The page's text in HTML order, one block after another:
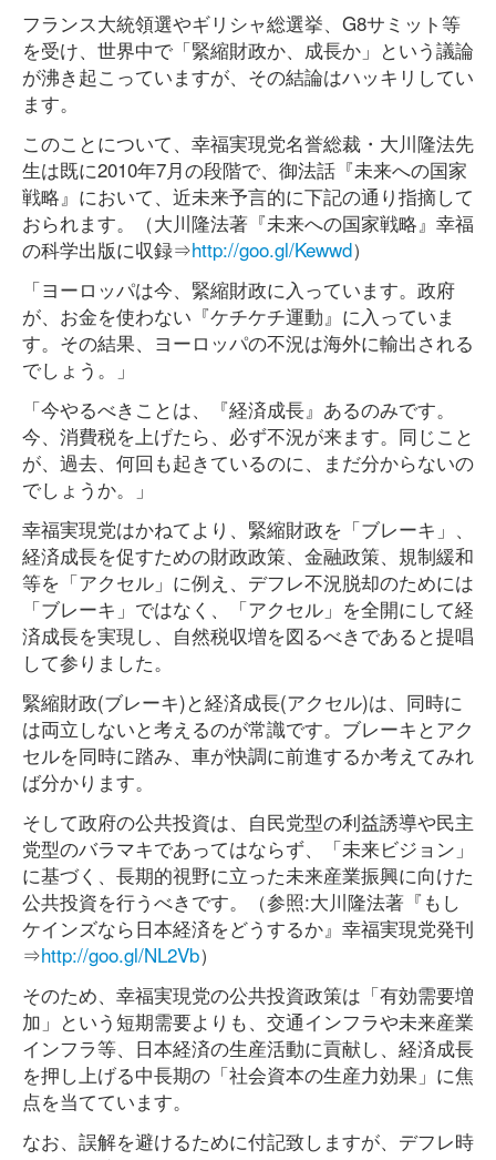
フランス大統領選やギリシャ総選挙、G8サミット等
を受け、世界中で「緊縮財政か、成長か」という議論
が沸き起こっていますが、その結論はハッキリしてい
ます。
このことについて、幸福実現党名誉総裁・大川隆法先
生は既に2010年7月の段階で、御法話『未来への国家
戦略』において、近未来予言的に下記の通り指摘して
おられます。（大川隆法著『未来への国家戦略』幸福
の科学出版に収録⇒http://goo.gl/Kewwd）
「ヨーロッパは今、緊縮財政に入っています。政府
が、お金を使わない『ケチケチ運動』に入っていま
す。その結果、ヨーロッパの不況は海外に輸出される
でしょう。」
「今やるべきことは、『経済成長』あるのみです。
今、消費税を上げたら、必ず不況が来ます。同じこと
が、過去、何回も起きているのに、まだ分からないの
でしょうか。」
幸福実現党はかねてより、緊縮財政を「ブレーキ」、
経済成長を促すための財政政策、金融政策、規制緩和
等を「アクセル」に例え、デフレ不況脱却のためには
「ブレーキ」ではなく、「アクセル」を全開にして経
済成長を実現し、自然税収増を図るべきであると提唱
して参りました。
緊縮財政(ブレーキ)と経済成長(アクセル)は、同時に
は両立しないと考えるのが常識です。ブレーキとアク
セルを同時に踏み、車が快調に前進するか考えてみれ
ば分かります。
そして政府の公共投資は、自民党型の利益誘導や民主
党型のバラマキであってはならず、「未来ビジョン」
に基づく、長期的視野に立った未来産業振興に向けた
公共投資を行うべきです。（参照:大川隆法著『もし
ケインズなら日本経済をどうするか』幸福実現党発刊
⇒http://goo.gl/NL2Vb）
そのため、幸福実現党の公共投資政策は「有効需要増
加」という短期需要よりも、交通インフラや未来産業
インフラ等、日本経済の生産活動に貢献し、経済成長
を押し上げる中長期の「社会資本の生産力効果」に焦
点を当てています。
なお、誤解を避けるために付記致しますが、デフレ時